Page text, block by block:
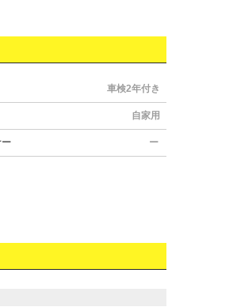
車検2年付き
自家用
ー ー